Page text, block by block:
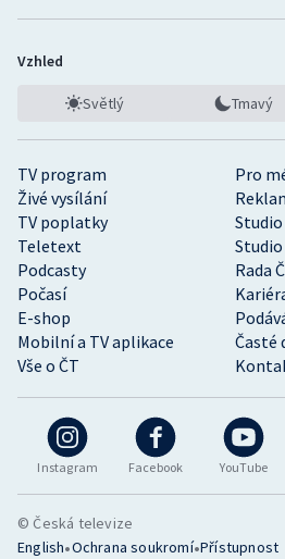
Instagram Facebook YouTube
TV program
Pro
Živé vysílání
TV poplatky
Teletext
Podcasty
Rada
Počasí
E-shop
Mobilní a TV aplikace
Časté
Vše o ČT
Vzhled
Světlý Tmavý
© Česká televize
English•Ochrana soukromí•Přístupnost